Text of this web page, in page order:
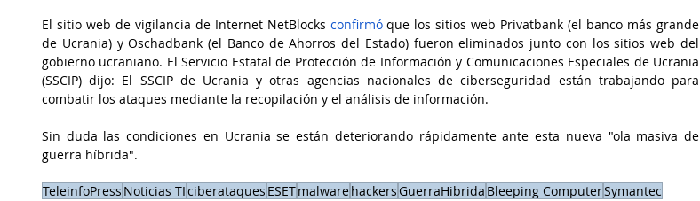
El sitio web de vigilancia de Internet NetBlocks confirmó que los sitios web Privatbank (el banco más grande
de Ucrania) y Oschadbank (el Banco de Ahorros del Estado) fueron eliminados junto con los sitios web del
gobierno ucraniano. El Servicio Estatal de Protección de Información y Comunicaciones Especiales de Ucrania
(SSCIP) dijo: El SSCIP de Ucrania y otras agencias nacionales de ciberseguridad están trabajando para
combatir los ataques mediante la recopilación y el análisis de información.
Sin duda las condiciones en Ucrania se están deteriorando rápidamente ante esta nueva "ola masiva de
guerra híbrida".
TeleinfoPress Noticias TIciberataques ESETmalwarehackersGuerraHibrida Bleeping ComputerSymantec